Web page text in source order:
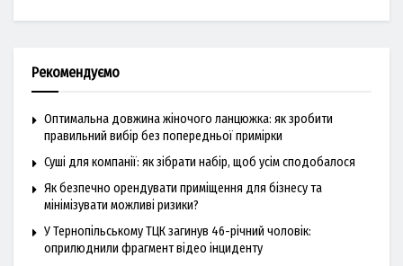
Рекомендуємо
Оптимальна довжина жіночого ланцюжка: як зробити
правильний вибір без попередньої примірки
Суші для компанії: як зібрати набір, щоб усім сподобалося
Як безпечно орендувати приміщення для бізнесу та
мінімізувати можливі ризики?
У Тернопільському ТЦК загинув 46-річний чоловік:
оприлюднили фрагмент відео інциденту